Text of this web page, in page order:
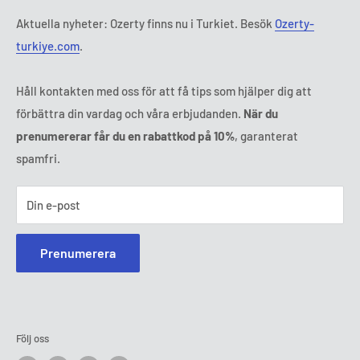
Tl: 010 884 87 30
E-post:
Aktuella nyheter: Ozerty finns nu i Turkiet. Besök Ozerty-
turkiye.com.
Håll kontakten med oss för att få tips som hjälper dig att
förbättra din vardag och våra erbjudanden. När du
prenumererar får du en rabattkod på 10%, garanterat
spamfri.
Din e-post
Prenumerera
Följ oss